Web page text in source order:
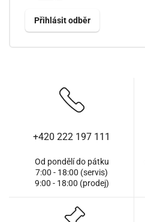
+420 222 197 111
Od pondělí do pátku
7:00 - 18:00 (servis)
9:00 - 18:00 (prodej)